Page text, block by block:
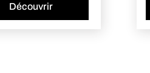
Découvrir